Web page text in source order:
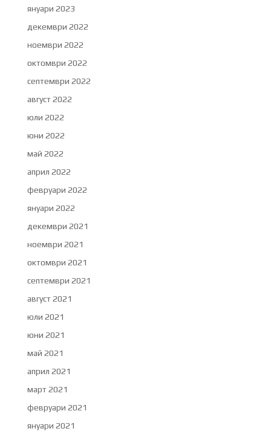
януари 2023
декември 2022
ноември 2022
октомври 2022
септември 2022
август 2022
юли 2022
юни 2022
май 2022
април 2022
февруари 2022
януари 2022
декември 2021
ноември 2021
октомври 2021
септември 2021
август 2021
юли 2021
юни 2021
май 2021
април 2021
март 2021
февруари 2021
януари 2021